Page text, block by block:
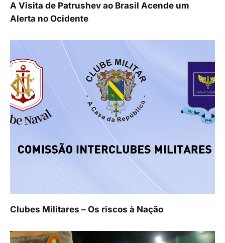
A Visita de Patrushev ao Brasil Acende um
Alerta no Ocidente
Clubes Militares – Os riscos à Nação